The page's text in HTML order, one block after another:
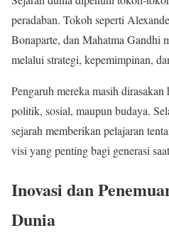
peradaban. Tokoh seperti
Bonaparte, dan Mahatma Gandhi
melalui strategi, kepemimpinan,
Pengaruh mereka masih
politik, sosial, maupun budaya.
sejarah memberikan pelajaran
visi yang penting bagi generasi
Inovasi dan
Dunia